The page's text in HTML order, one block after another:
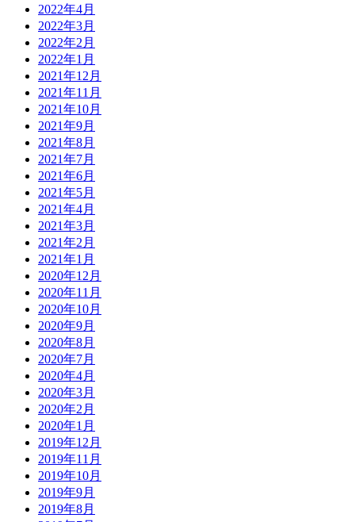
2022年4月
2022年3月
2022年2月
2022年1月
2021年12月
2021年11月
2021年10月
2021年9月
2021年8月
2021年7月
2021年6月
2021年5月
2021年4月
2021年3月
2021年2月
2021年1月
2020年12月
2020年11月
2020年10月
2020年9月
2020年8月
2020年7月
2020年4月
2020年3月
2020年2月
2020年1月
2019年12月
2019年11月
2019年10月
2019年9月
2019年8月